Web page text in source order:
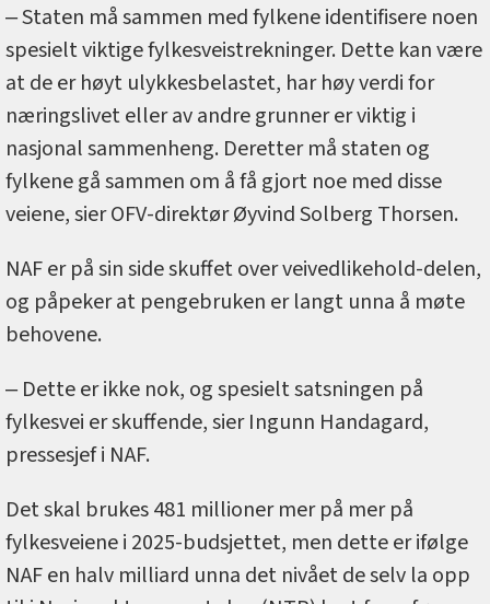
‒ Staten må sammen med fylkene identifisere noen
spesielt viktige fylkesveistrekninger. Dette kan være
at de er høyt ulykkesbelastet, har høy verdi for
næringslivet eller av andre grunner er viktig i
nasjonal sammenheng. Deretter må staten og
fylkene gå sammen om å få gjort noe med disse
veiene, sier OFV-direktør Øyvind Solberg Thorsen.
NAF er på sin side skuffet over veivedlikehold-delen,
og påpeker at pengebruken er langt unna å møte
behovene.
‒ Dette er ikke nok, og spesielt satsningen på
fylkesvei er skuffende, sier Ingunn Handagard,
pressesjef i NAF.
Det skal brukes 481 millioner mer på mer på
fylkesveiene i 2025-budsjettet, men dette er ifølge
NAF en halv milliard unna det nivået de selv la opp